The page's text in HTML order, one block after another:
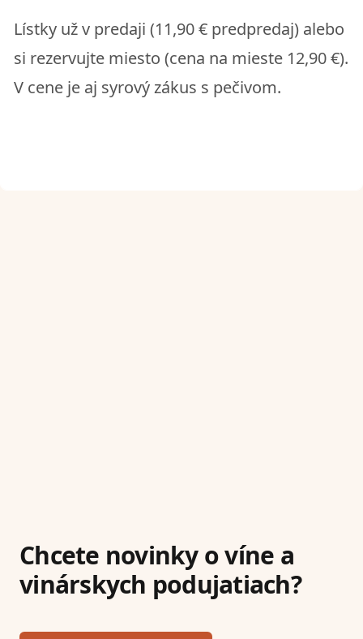
Lístky už v predaji (11,90 € predpredaj) alebo
si rezervujte miesto (cena na mieste 12,90 €).
V cene je aj syrový zákus s pečivom.
Chcete novinky o víne a
vinárskych podujatiach?